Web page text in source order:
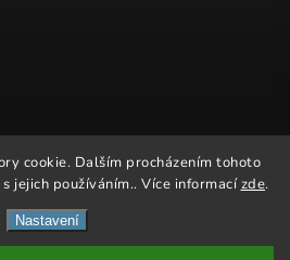
cookie. Dalším procházením tohoto
jejich používáním.. Více informacízde.
Nastavení
| Design